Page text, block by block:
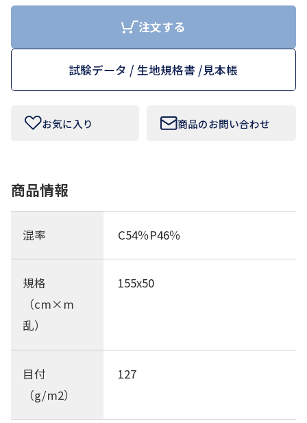
Tamurakoma Textile Baseについて
よくあるご質問
会社概要
プライバシーポリシー
注文する
試験データ / 生地規格書 /見本帳
お気に入り 商品のお問い合わせ
商品情報
混率 C54％P46％
規格
（cm×m
乱）
155x50
目付
（g/m2）
127